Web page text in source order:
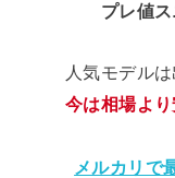
プレ値
人気モデル
今は相場よ
メルカリで